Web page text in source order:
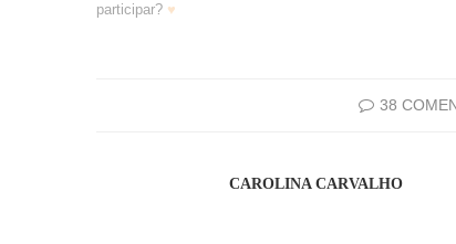
participar? ♥
38
CAROLINA CARVALHO